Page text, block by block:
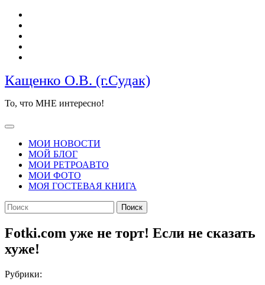
Перейти
содержимому
Кащенко О.В. (г.Судак)
То, что МНЕ интересно!
Кнопка
ОткрытьМОИ НОВОСТИ
МОЙ БЛОГ
МОИ РЕТРОАВТО
МОИ ФОТО
МОЯ ГОСТЕВАЯ КНИГА
КНОПКА
ЗАКРЫТЬ
Найти:
Fotki.com уже не торт! Если не сказать
хуже!
Рубрики: